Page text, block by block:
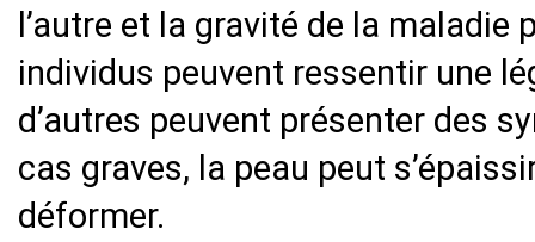
l’autre et la gravité de la
individus peuvent ressentir une
d’autres peuvent présenter des
cas graves, la peau peut
déformer.